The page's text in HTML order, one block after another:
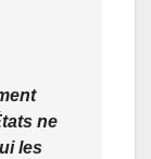
ne
les